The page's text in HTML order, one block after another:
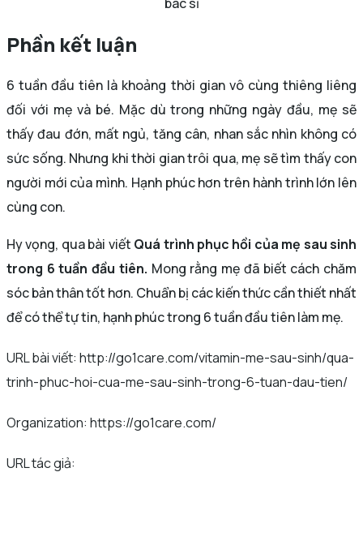
Phần kết luận
6 tuần đầu tiên là khoảng thời gian vô cùng thiêng liêng
đối với mẹ và bé. Mặc dù trong những ngày đầu, mẹ sẽ
thấy đau đớn, mất ngủ, tăng cân, nhan sắc nhìn không có
sức sống. Nhưng khi thời gian trôi qua, mẹ sẽ tìm thấy con
người mới của mình. Hạnh phúc hơn trên hành trình lớn lên
cùng con.
Hy vọng, qua bài viết Quá trình phục hồi của mẹ sau sinh
trong 6 tuần đầu tiên. Mong rằng mẹ đã biết cách chăm
sóc bản thân tốt hơn. Chuẩn bị các kiến thức cần thiết nhất
để có thể tự tin, hạnh phúc trong 6 tuần đầu tiên làm mẹ.
URL bài viết: http://go1care.com/vitamin-me-sau-sinh/qua-
trinh-phuc-hoi-cua-me-sau-sinh-trong-6-tuan-dau-tien/
Organization: https://go1care.com/
URL tác giả: